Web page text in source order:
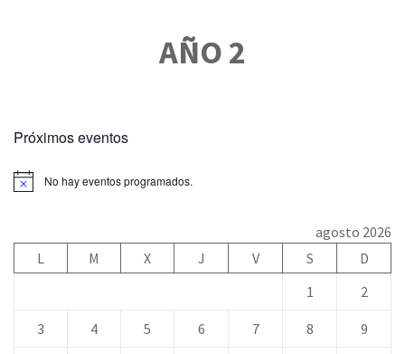
AÑO 2
Próximos eventos
No hay eventos programados.
agosto 2026
L
M X J V S
D
1
2
3 4 5 6 7 8 9